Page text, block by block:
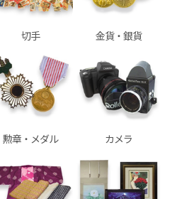
切手 金貨・銀貨
勲章・メダル カメラ